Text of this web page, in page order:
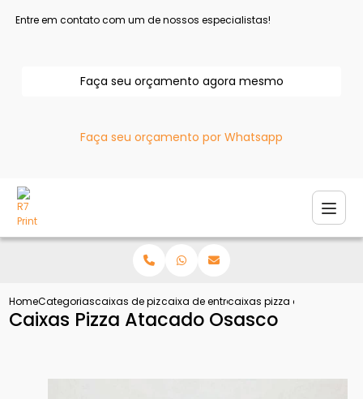
Entre em contato com um de nossos especialistas!
Faça seu orçamento agora mesmo
Faça seu orçamento por Whatsapp
HomeCategoriascaixas de pizzacaixa de entregar pizzacaixas pizza atacado
Caixas Pizza Atacado Osasco